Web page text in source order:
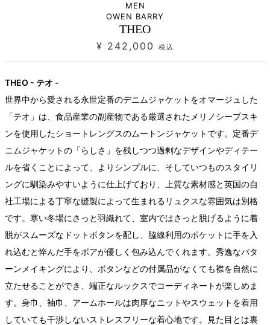
MEN
OWEN BARRY
THEO
¥ 242,000 税込
THEO - テオ -
世界中から愛される永世定番のデニムジャケットをオマージュした
「テオ」は、食品産業の副産物である厳選されたメリノシープスキ
ンを使用したショートレングスのムートンジャケットです。定番デ
ニムジャケットの「らしさ」を残しつつ過剰なデザインやディテー
ルを省くことによって、よりシンプルに、そしていつものスタイリ
ングに馴染みやすいように仕上げており、上質な素材感と英国の自
社工場による丁寧な縫製によって生まれるリュクスな雰囲気は別格
です。寒い冬場にさっと羽織れて、室内ではさっと脱げるように着
脱がスムーズなドットボタンを配し、脇線利用のポケットに手を入
れ込むと悴んだ手をボアが優しく包み込んでくれます。秀逸なパタ
ーンメイキングにより、ボタンなどの付属品がなくても襟を自然に
立たせることができ、端正なルックスでコーディネートが楽しめま
す。身巾、袖巾、アームホールは肉厚なニットやスウェットを着用
していても干渉しないストレスフリーな着心地です。見た目とは裏